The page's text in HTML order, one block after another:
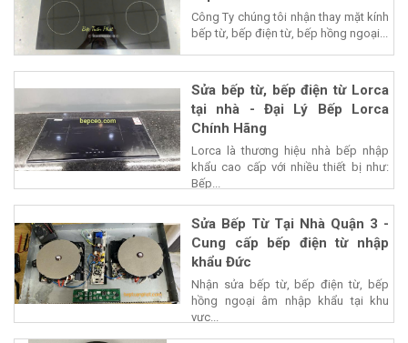
Công Ty chúng tôi nhận thay mặt kính
bếp từ, bếp điện từ, bếp hồng ngoại...
Sửa bếp từ, bếp điện từ Lorca
tại nhà - Đại Lý Bếp Lorca
Chính Hãng
Lorca là thương hiệu nhà bếp nhập
khẩu cao cấp với nhiều thiết bị như:
Bếp...
Sửa Bếp Từ Tại Nhà Quận 3 -
Cung cấp bếp điện từ nhập
khẩu Đức
Nhận sửa bếp từ, bếp điện từ, bếp
hồng ngoại âm nhập khẩu tại khu
vực...